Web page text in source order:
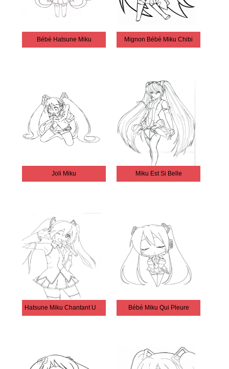
Bébé Hatsune Miku Mignon Bébé Miku Chibi
Joli Miku Miku Est Si Belle
Hatsune Miku Chantant Une Chanson Bébé Miku Qui Pleure